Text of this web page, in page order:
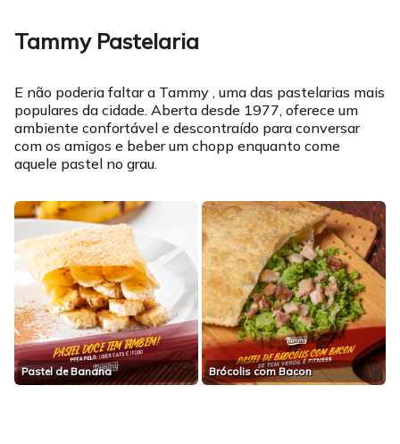
Tammy Pastelaria
E não poderia faltar a Tammy , uma das pastelarias mais
populares da cidade. Aberta desde 1977, oferece um
ambiente confortável e descontraído para conversar
com os amigos e beber um chopp enquanto come
aquele pastel no grau.
Pastel de Banana Brócolis com Bacon